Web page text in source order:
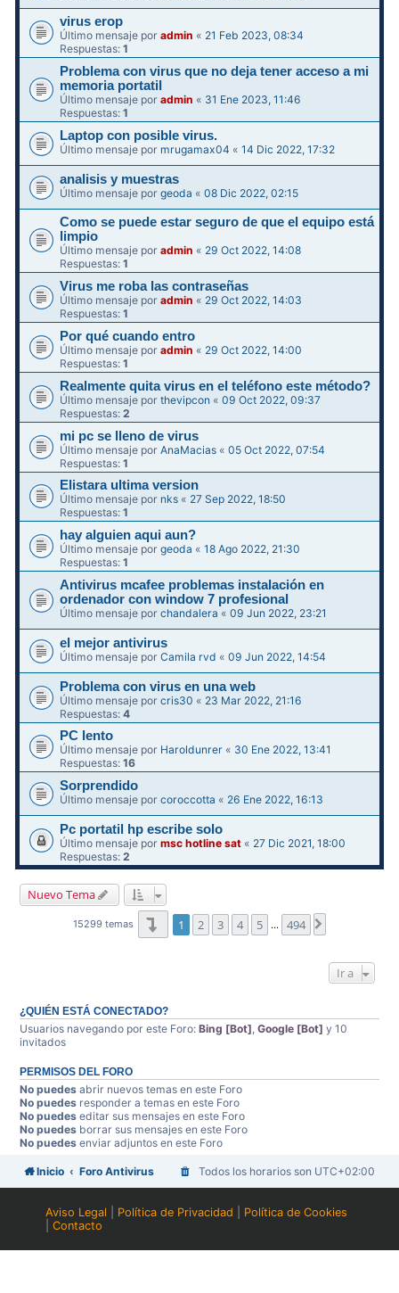
virus erop
Último mensaje poradmin « 21 Feb 2023, 08:34
Respuestas:1
Problema con virus que no deja tener acceso a mi
memoria portatil
Último mensaje poradmin « 31 Ene 2023, 11:46
Respuestas:1
Laptop con posible virus.
Último mensaje por mrugamax04 «14 Dic 2022, 17:32
analisis y muestras
Último mensaje porgeoda «08 Dic 2022, 02:15
Como se puede estar seguro de que el equipo está
limpio
Último mensaje poradmin « 29 Oct 2022, 14:08
Respuestas:1
Virus me roba las contraseñas
Último mensaje poradmin « 29 Oct 2022, 14:03
Respuestas:1
Por qué cuando entro
Último mensaje poradmin « 29 Oct 2022, 14:00
Respuestas:1
Realmente quita virus en el teléfono este método?
Último mensaje porthevipcon «09 Oct 2022, 09:37
Respuestas:2
mi pc se lleno de virus
Último mensaje porAnaMacias «05 Oct 2022, 07:54
Respuestas:1
Elistara ultima version
Último mensaje por nks « 27 Sep 2022, 18:50
Respuestas:1
hay alguien aqui aun?
Último mensaje porgeoda «18 Ago 2022, 21:30
Respuestas:1
Antivirus mcafee problemas instalación en
ordenador con window 7 profesional
Último mensaje porchandalera «09 Jun 2022, 23:21
el mejor antivirus
Último mensaje porCamila rvd «09 Jun 2022, 14:54
Problema con virus en una web
Último mensaje porcris30 « 23 Mar 2022, 21:16
Respuestas:4
PC lento
Último mensaje por Haroldunrer « 30 Ene 2022, 13:41
Respuestas:16
Sorprendido
Último mensaje porcoroccotta « 26 Ene 2022, 16:13
Pc portatil hp escribe solo
Último mensaje pormsc hotline sat « 27 Dic 2021, 18:00
Respuestas:2
Nuevo Tema
15299 temas Página1de494
1 2 3 4 5 … 494
Ir a
¿QUIÉN ESTÁ CONECTADO?
Usuarios navegando por este Foro:Bing [Bot],Google [Bot] y 10
invitados
PERMISOS DEL FORO
No puedes abrir nuevos temas en este Foro
No puedes responder a temas en este Foro
No puedes editar sus mensajes en este Foro
No puedes borrar sus mensajes en este Foro
No puedes enviar adjuntos en este Foro
Inicio Foro Antivirus Todos los horarios son UTC+02:00
Aviso Legal Política de Privacidad
Política de Cookies
|Contacto